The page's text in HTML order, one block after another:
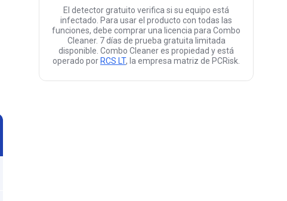
El detector gratuito verifica si su equipo está
infectado. Para usar el producto con todas las
funciones, debe comprar una licencia para Combo
Cleaner. 7 días de prueba gratuita limitada
disponible. Combo Cleaner es propiedad y está
operado por RCS LT, la empresa matriz de PCRisk.